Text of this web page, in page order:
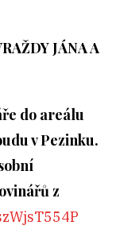
JÁNA A
do areálu
v Pezinku.
z